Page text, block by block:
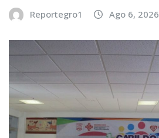
Reportegro1 Ago 6, 2026